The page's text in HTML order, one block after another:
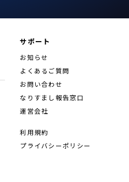
サポート
お知らせ
よくあるご質問
お問い合わせ
なりすまし報告窓口
運営会社
利用規約
プライバシーポリシー